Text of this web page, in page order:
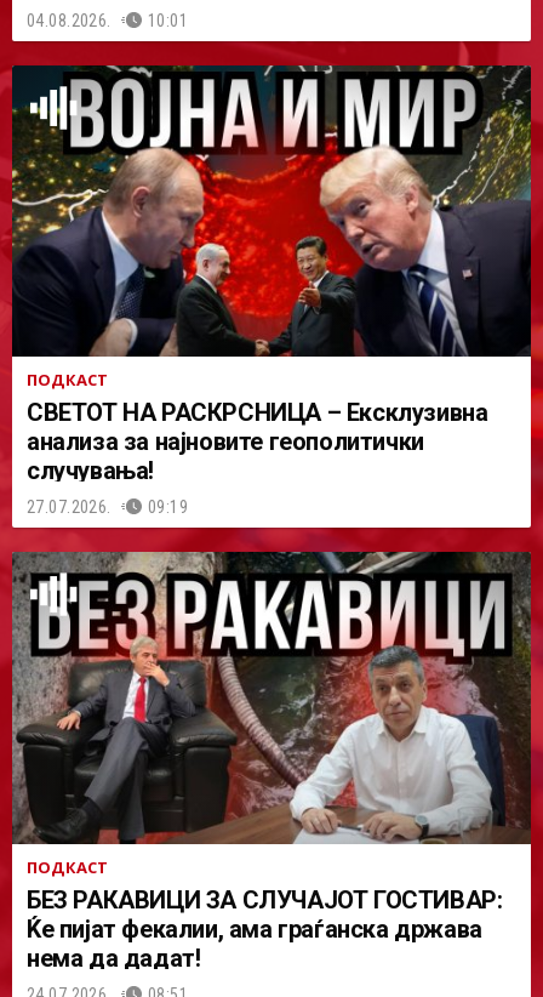
04.08.2026. 10:01
ПОДКАСТ
СВЕТОТ НА РАСКРСНИЦА – Ексклузивна
анализа за најновите геополитички
случувања!
27.07.2026. 09:19
ПОДКАСТ
БЕЗ РАКАВИЦИ ЗА СЛУЧАЈОТ ГОСТИВАР:
Ќе пијат фекалии, ама граѓанска држава
нема да дадат!